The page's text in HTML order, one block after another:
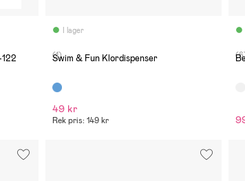
I lager
(1)
Swim & Fun Klordispenser
49 kr
Rek pris: 149 kr